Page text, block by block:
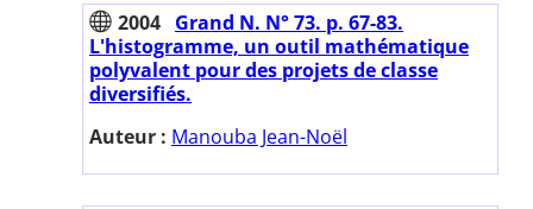
2004 Grand N. N° 73. p. 67-83.
L'histogramme, un outil mathématique
polyvalent pour des projets de classe
diversifiés.
Auteur : Manouba Jean-Noël